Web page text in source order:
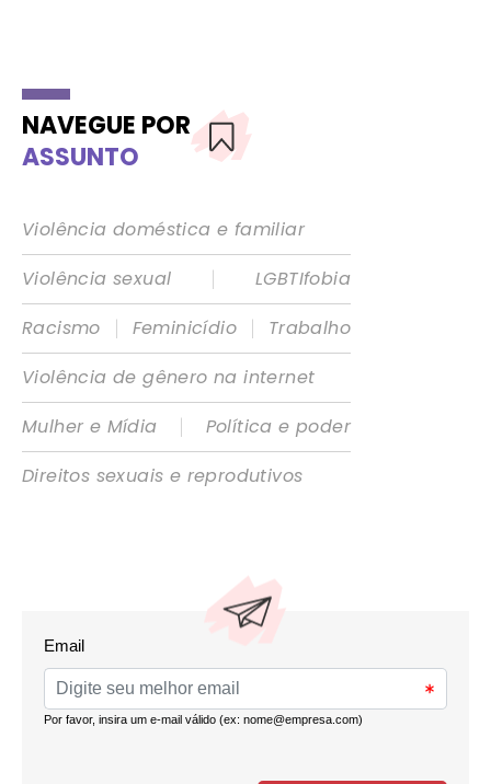
NAVEGUE POR
ASSUNTO
Violência doméstica e familiar
Violência sexual
|
LGBTIfobia
Racismo
| Feminicídio |
Trabalho
Violência de gênero na internet
Mulher e Mídia
|
Política e poder
Direitos sexuais e reprodutivos